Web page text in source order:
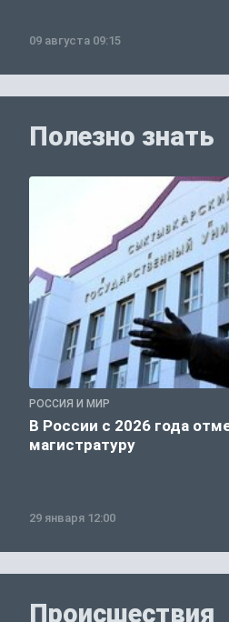
09 августа 09:15
Полезно знать
РОССИЯ И МИР
В России с 2026 года
магистратуру
29 января 12:00
Происшествия